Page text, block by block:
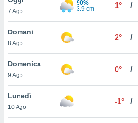
è
al sito
di
ci
di
il
7 Ago
90%
3.9 cm
1° /
Domani
8 Ago
2° /
Domenica
9 Ago
0° /
Lunedì
10 Ago
-1° /